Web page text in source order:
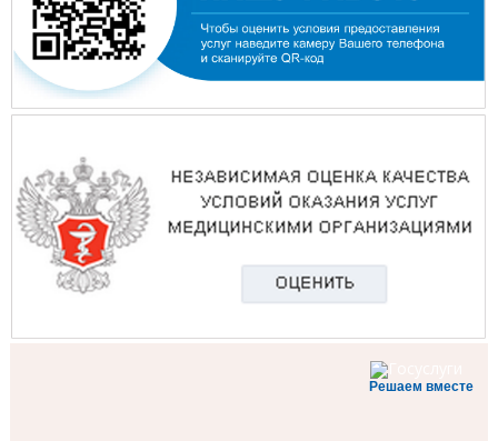
Решаем вместе